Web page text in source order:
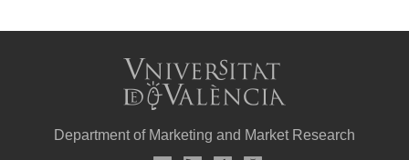
Department of Marketing and Market Research